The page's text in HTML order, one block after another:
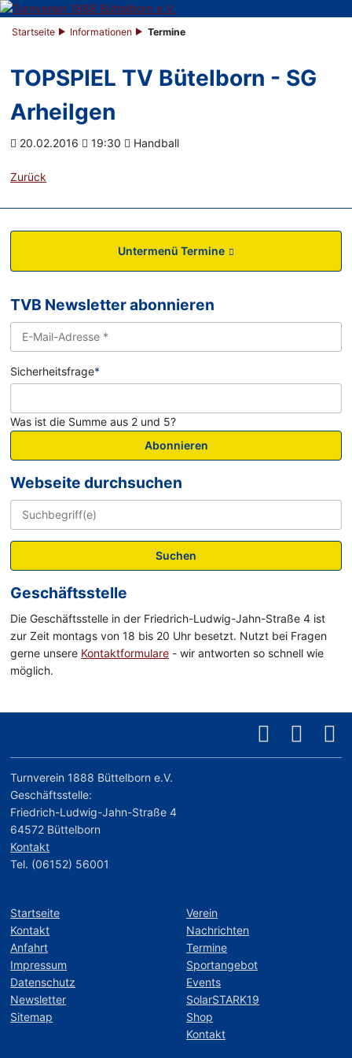
Startseite Informationen Termine
TOPSPIEL TV Bütelborn - SG
Arheilgen
20.02.2016 19:30 Handball
Zurück
Untermenü Termine
TVB Newsletter abonnieren
Sicherheitsfrage*
Was ist die Summe aus 2 und 5?
Abonnieren
Webseite durchsuchen
Suchen
Geschäftsstelle
Die Geschäftsstelle in der Friedrich-Ludwig-Jahn-Straße 4 ist
zur Zeit montags von 18 bis 20 Uhr besetzt. Nutzt bei Fragen
gerne unsere Kontaktformulare - wir antworten so schnell wie
möglich.
Turnverein 1888 Büttelborn e.V.
Geschäftsstelle:
Friedrich-Ludwig-Jahn-Straße 4
64572 Büttelborn
Kontakt
Tel. (06152) 56001
Startseite
Kontakt
Anfahrt
Impressum
Datenschutz
Newsletter
Sitemap
Verein
Nachrichten
Termine
Sportangebot
Events
SolarSTARK19
Shop
Kontakt